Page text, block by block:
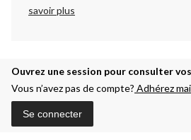
savoir plus
Ouvrez une session pour consulter
Vous n’avez pas de compte? Adhérez
Se connecter